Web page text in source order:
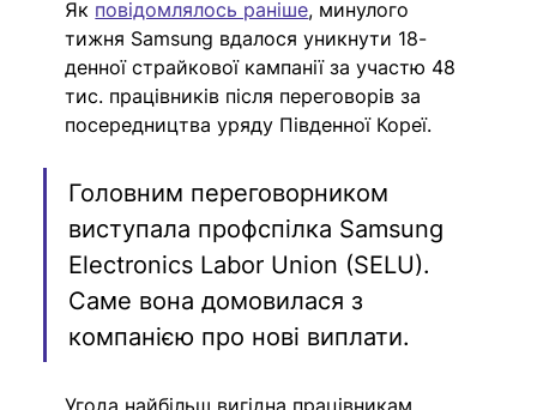
Як повідомлялось раніше, минулого
тижня Samsung вдалося уникнути 18-
денної страйкової кампанії за участю 48
тис. працівників після переговорів за
посередництва уряду Південної Кореї.
Головним переговорником
виступала профспілка Samsung
Electronics Labor Union (SELU).
Саме вона домовилася з
компанією про нові виплати.